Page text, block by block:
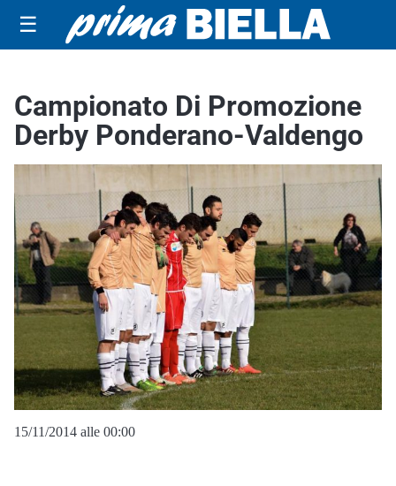
☰
Campionato Di Promozione
Derby Ponderano-Valdengo
15/11/2014 alle 00:00